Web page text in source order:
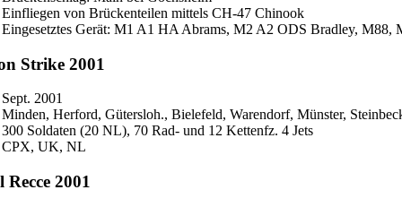
Einfliegen von Brückenteilen mittels CH-47 Chinook
Eingesetztes Gerät: M1 A1 HA Abrams, M2 A2 ODS Bradley,
Strike 2001
Sept. 2001
Minden, Herford, Gütersloh., Bielefeld, Warendorf, Münster,
300 Soldaten (20 NL), 70 Rad- und 12 Kettenfz. 4 Jets
CPX, UK, NL
Recce 2001